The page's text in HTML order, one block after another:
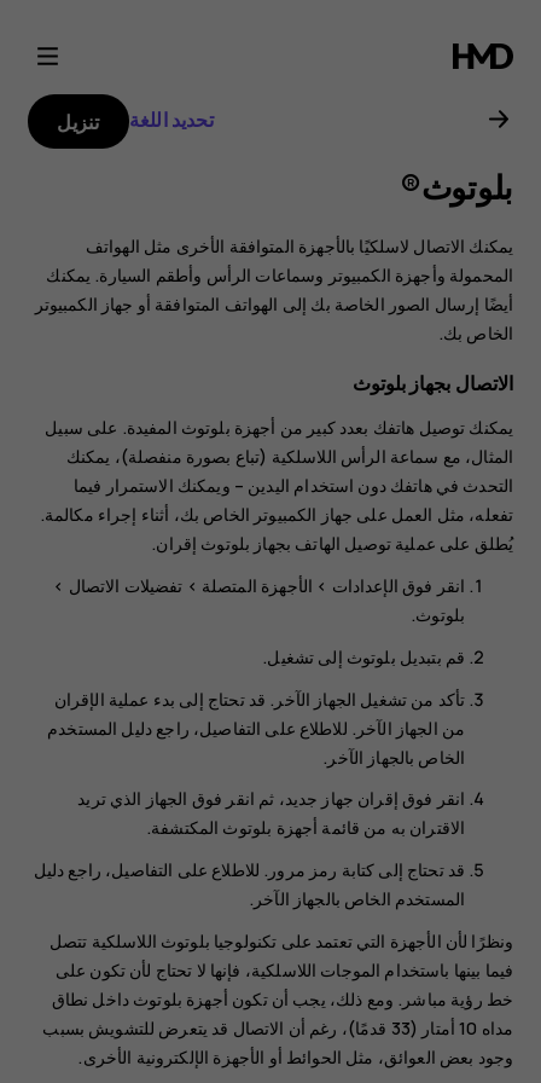
دليل
مستخدم
Nokia
X10
تحديد اللغة تنزيل
بلوتوث®
يمكنك الاتصال لاسلكيًا بالأجهزة المتوافقة الأخرى مثل الهواتف
المحمولة وأجهزة الكمبيوتر وسماعات الرأس وأطقم السيارة. يمكنك
أيضًا إرسال الصور الخاصة بك إلى الهواتف المتوافقة أو جهاز الكمبيوتر
الخاص بك.
الاتصال بجهاز بلوتوث
يمكنك توصيل هاتفك بعدد كبير من أجهزة بلوتوث المفيدة. على سبيل
المثال، مع سماعة الرأس اللاسلكية (تباع بصورة منفصلة)، يمكنك
التحدث في هاتفك دون استخدام اليدين – ويمكنك الاستمرار فيما
تفعله، مثل العمل على جهاز الكمبيوتر الخاص بك، أثناء إجراء مكالمة.
يُطلق على عملية توصيل الهاتف بجهاز بلوتوث إقران.
انقر فوق الإعدادات > الأجهزة المتصلة > تفضيلات الاتصال >
بلوتوث.
قم بتبديل بلوتوث إلى تشغيل.
تأكد من تشغيل الجهاز الآخر. قد تحتاج إلى بدء عملية الإقران
من الجهاز الآخر. للاطلاع على التفاصيل، راجع دليل المستخدم
الخاص بالجهاز الآخر.
انقر فوق إقران جهاز جديد، ثم انقر فوق الجهاز الذي تريد
الاقتران به من قائمة أجهزة بلوتوث المكتشفة.
قد تحتاج إلى كتابة رمز مرور. للاطلاع على التفاصيل، راجع دليل
المستخدم الخاص بالجهاز الآخر.
ونظرًا لأن الأجهزة التي تعتمد على تكنولوجيا بلوتوث اللاسلكية تتصل
فيما بينها باستخدام الموجات اللاسلكية، فإنها لا تحتاج لأن تكون على
خط رؤية مباشر. ومع ذلك، يجب أن تكون أجهزة بلوتوث داخل نطاق
مداه 10 أمتار (33 قدمًا)، رغم أن الاتصال قد يتعرض للتشويش بسبب
وجود بعض العوائق، مثل الحوائط أو الأجهزة الإلكترونية الأخرى.